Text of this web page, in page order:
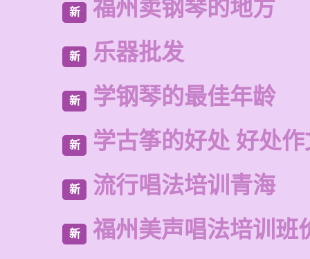
新 福州卖钢琴的地方
新 乐器批发
新 学钢琴的最佳年龄
新 学古筝的好处 好处作
新 流行唱法培训青海
新 福州美声唱法培训班